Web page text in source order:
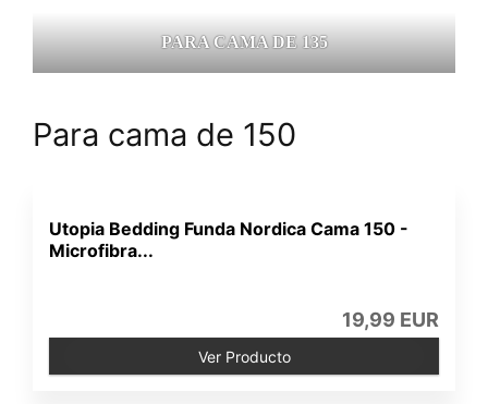
PARA CAMA DE 135
Para cama de 150
Utopia Bedding Funda Nordica Cama 150 -
Microfibra...
19,99 EUR
Ver Producto